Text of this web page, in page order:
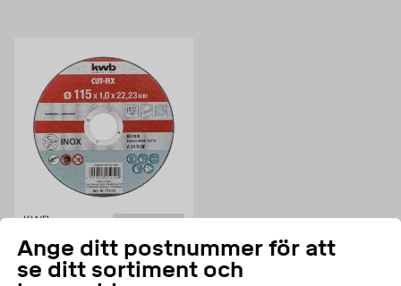
Ange ditt postnummer för att
se ditt sortiment och
KWB
Kapskiva plåt Kwb
Finns i flera storlekar
FRÅN Pris 19.95 kr
19,95KR